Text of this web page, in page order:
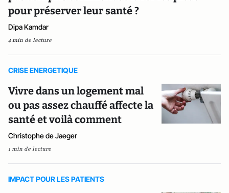
pour préserver leur santé ?
Dipa Kamdar
4 min de lecture
CRISE ENERGETIQUE
Vivre dans un logement mal
ou pas assez chauffé affecte la
santé et voilà comment
Christophe de Jaeger
1 min de lecture
IMPACT POUR LES PATIENTS